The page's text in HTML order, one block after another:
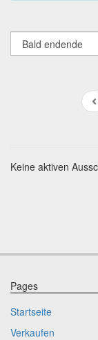
Keine aktiven
Pages
Startseite
Verkaufen